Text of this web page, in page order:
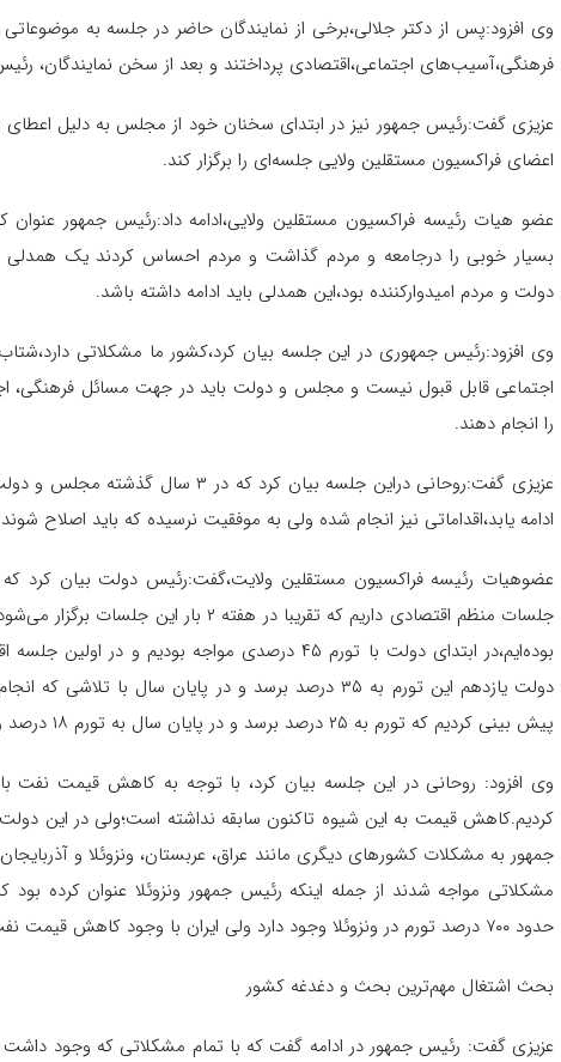
وی افزود:پس از دکتر جلالی،برخی از نمایندگان حاضر در جلسه به
فرهنگی،آسیب‌های اجتماعی،اقتصادی پرداختند و بعد از سخن نمایندگان،
اعضای فراکسیون مستقلین ولایی جلسه‌ای را برگزار کند.
عضو هیات رئیسه فراکسیون مستقلین ولایی،ادامه داد:رئیس جمهور عنوان
بسیار خوبی را درجامعه و مردم گذاشت و مردم احساس کردند یک
دولت و مردم امیدوارکننده بود،این همدلی باید ادامه داشته باشد.
وی افزود:رئیس جمهوری در این جلسه بیان کرد،کشور ما مشکلاتی
اجتماعی قابل قبول نیست و مجلس و دولت باید در جهت مسائل فرهنگی،
را انجام دهند.
عزیزی گفت:روحانی دراین جلسه بیان
ادامه یابد،اقداماتی نیز انجام شده ولی به موفقیت نرسیده که باید اصلاح
عضوهیات رئیسه فراکسیون مستقلین ولایت،گفت:رئیس دولت بیان کرد که
جلسات منظم اقتصادی داریم که تقریبا در
پیش بینی کردیم که تورم به ۲۵ درصد برسد و در پایان سال به تورم ۱۸ درصد رسیدیم و بعد از آن به تورم یک رقمی رسیدیم.
وی افزود: روحانی در این جلسه بیان کرد، با توجه به کاهش قیمت نفت
جمهور به مشکلات کشورهای دیگری مانند عراق، عربستان، ونزوئلا و
حدود ۷۰۰ درصد تورم در ونزوئلا وجود دارد ولی ایران با وجود کاهش قیمت نفت توانسته است که تورم را کنترل کند.
بحث اشتغال مهم‌ترین بحث و دغدغه کشور
عزیزی گفت: رئیس جمهور در ادامه گفت که با تمام مشکلاتی که وجود داشت